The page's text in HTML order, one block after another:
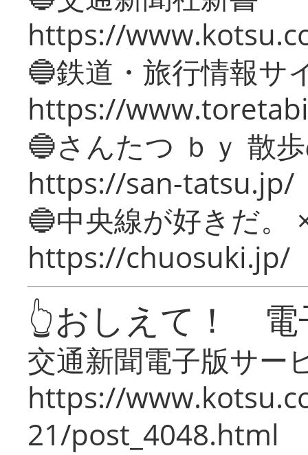
https://
🔵鉄道・旅行情報サ
https://
🔵さんたつ ｂｙ 散
https://san-tatsu.jp/
🔵中央線が好きだ。
https://chuosuki.jp/
👆おしえて！ 電
交通新聞電子版サー
https://
21/post_4048.html